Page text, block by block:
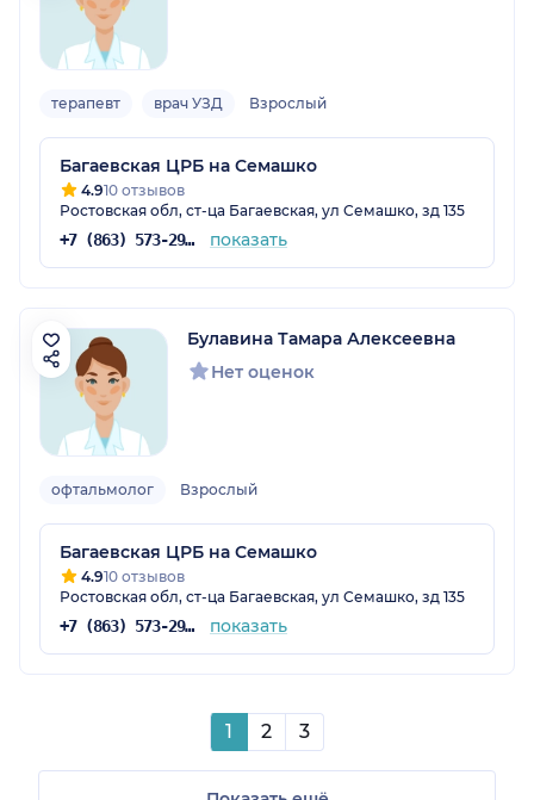
терапевт врач УЗД Взрослый
Багаевская ЦРБ на Семашко
4.910 отзывов
Ростовская обл, ст-ца Багаевская, ул Семашко, зд 135
+7 (863) 573-29-78 показать
Булавина Тамара Алексеевна
Нет оценок
офтальмолог Взрослый
Багаевская ЦРБ на Семашко
4.910 отзывов
Ростовская обл, ст-ца Багаевская, ул Семашко, зд 135
+7 (863) 573-29-78 показать
1 2 3